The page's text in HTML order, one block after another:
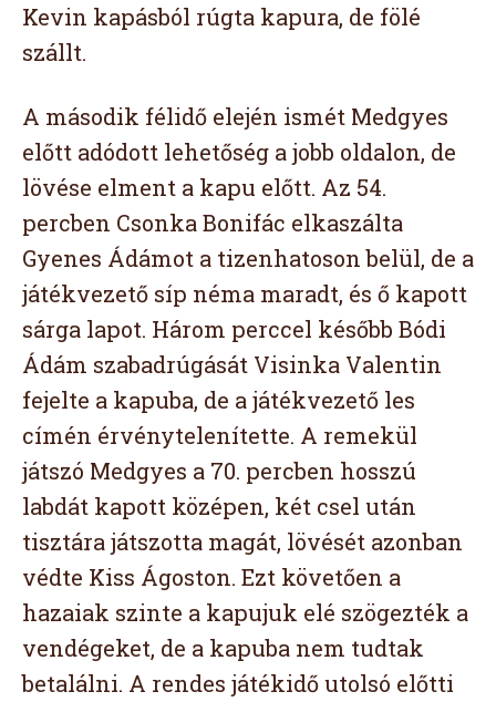
Kevin kapásból rúgta kapura, de fölé
szállt.
A második félidő elején ismét Medgyes
előtt adódott lehetőség a jobb oldalon, de
lövése elment a kapu előtt. Az 54.
percben Csonka Bonifác elkaszálta
Gyenes Ádámot a tizenhatoson belül, de a
játékvezető síp néma maradt, és ő kapott
sárga lapot. Három perccel később Bódi
Ádám szabadrúgását Visinka Valentin
fejelte a kapuba, de a játékvezető les
címén érvénytelenítette. A remekül
játszó Medgyes a 70. percben hosszú
labdát kapott középen, két csel után
tisztára játszotta magát, lövését azonban
védte Kiss Ágoston. Ezt követően a
hazaiak szinte a kapujuk elé szögezték a
vendégeket, de a kapuba nem tudtak
betalálni. A rendes játékidő utolsó előtti